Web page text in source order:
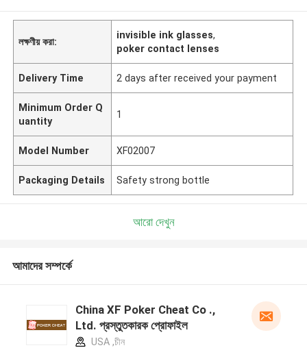
লক্ষণীয় করা:
invisible ink glasses,
poker contact lenses
Delivery Time 2 days after received your payment
Minimum Order Q
uantity
1
Model Number XF02007
Packaging Details Safety strong bottle
আরো দেখুন
আমাদের সম্পর্কে
China XF Poker Cheat Co .,
Ltd. প্রস্তুতকারক প্রোফাইল
USA ,চীন